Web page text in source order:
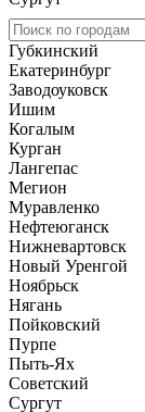
Губкинский
Екатеринбург
Заводоуковск
Ишим
Когалым
Курган
Лангепас
Мегион
Муравленко
Нефтеюганск
Нижневартовск
Новый Уренгой
Ноябрьск
Нягань
Пойковский
Пурпе
Пыть-Ях
Советский
Сургут